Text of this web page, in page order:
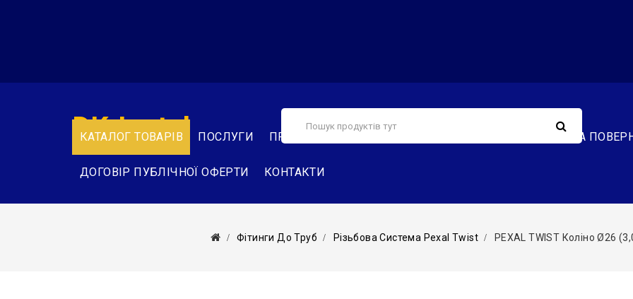
КАТАЛОГ ТОВАРІВ ПОСЛУГИ ПРО НАС ОБМІН ТА
ДОГОВІР ПУБЛІЧНОЇ ОФЕРТИ КОНТАКТИ
DK-Instal
Фітинги До Труб Різьбова Система Pexal Twist PEXAL TWIST Коліно Ø26